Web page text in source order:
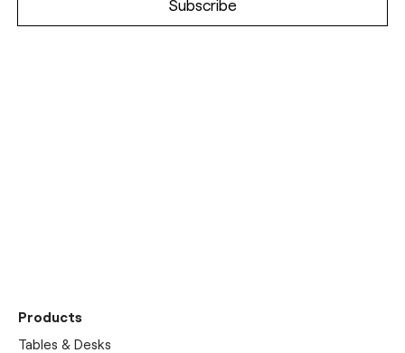
Products
Tables & Desks